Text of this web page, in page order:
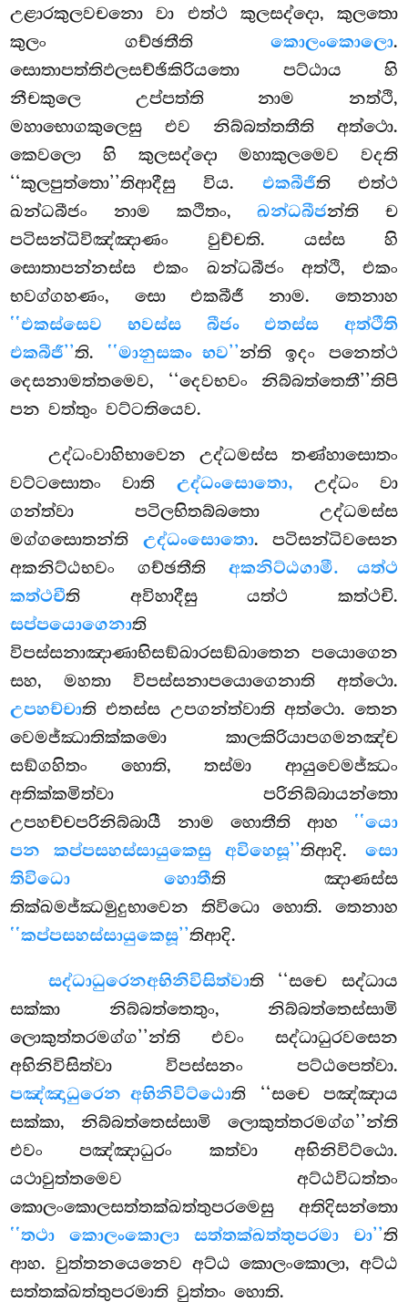
උළාරකුලවචනො වා එත්ථ කුලසද්දො, කුලතො
කුලං ගච්ඡතීති කොලංකොලො.
සොතාපත්තිඵලසච්ඡිකිරියතො පට්ඨාය හි
නීචකුලෙ උප්පත්ති නාම නත්ථි,
මහාභොගකුලෙසු එව නිබ්බත්තතීති අත්ථො.
කෙවලො හි කුලසද්දො මහාකුලමෙව වදති
‘‘කුලපුත්තො’’තිආදීසු විය. එකබීජීති එත්ථ
ඛන්ධබීජං නාම කථිතං,ඛන්ධබීජන්ති ච
පටිසන්ධිවිඤ්ඤාණං වුච්චති. යස්ස හි
සොතාපන්නස්ස එකං ඛන්ධබීජං අත්ථි, එකං
භවග්ගහණං, සො එකබීජී නාම. තෙනාහ
‘‘එකස්සෙව භවස්ස බීජං එතස්ස අත්ථීති
එකබීජී’’ති. ‘‘මානුසකං භව’’න්ති ඉදං පනෙත්ථ
දෙසනාමත්තමෙව, ‘‘දෙවභවං නිබ්බත්තෙතී’’තිපි
පන වත්තුං වට්ටතියෙව.
උද්ධංවාහිභාවෙන උද්ධමස්ස තණ්හාසොතං
වට්ටසොතං වාති උද්ධංසොතො, උද්ධං වා
ගන්ත්වා පටිලභිතබ්බතො උද්ධමස්ස
මග්ගසොතන්ති උද්ධංසොතො. පටිසන්ධිවසෙන
අකනිට්ඨභවං ගච්ඡතීති අකනිට්ඨගාමී. යත්ථ
කත්ථචීති අවිහාදීසු යත්ථ කත්ථචි.
සප්පයොගෙනාති
විපස්සනාඤාණාභිසඞ්ඛාරසඞ්ඛාතෙන පයොගෙන
සහ, මහතා විපස්සනාපයොගෙනාති අත්ථො.
උපහච්චාති එතස්ස උපගන්ත්වාති අත්ථො. තෙන
වෙමජ්ඣාතික්කමො කාලකිරියාපගමනඤ්ච
සඞ්ගහිතං හොති, තස්මා ආයුවෙමජ්ඣං
අතික්කමිත්වා පරිනිබ්බායන්තො
උපහච්චපරිනිබ්බායී නාම හොතීති ආහ ‘‘යො
පන කප්පසහස්සායුකෙසු අවිහෙසූ’’තිආදි. සො
තිවිධො හොතීති ඤාණස්ස
තික්ඛමජ්ඣමුදුභාවෙන තිවිධො හොති. තෙනාහ
‘‘කප්පසහස්සායුකෙසූ’’තිආදි.
සද්ධාධුරෙනඅභිනිවිසිත්වාති ‘‘සචෙ සද්ධාය
සක්කා නිබ්බත්තෙතුං, නිබ්බත්තෙස්සාමි
ලොකුත්තරමග්ග’’න්ති එවං සද්ධාධුරවසෙන
අභිනිවිසිත්වා විපස්සනං පට්ඨපෙත්වා.
පඤ්ඤාධුරෙන අභිනිවිට්ඨොති ‘‘සචෙ පඤ්ඤාය
සක්කා, නිබ්බත්තෙස්සාමි ලොකුත්තරමග්ග’’න්ති
එවං පඤ්ඤාධුරං කත්වා අභිනිවිට්ඨො.
යථාවුත්තමෙව අට්ඨවිධත්තං
කොලංකොලසත්තක්ඛත්තුපරමෙසු අතිදිසන්තො
‘‘තථා කොලංකොලා සත්තක්ඛත්තුපරමා චා’’ති
ආහ. වුත්තනයෙනෙව අට්ඨ කොලංකොලා, අට්ඨ
සත්තක්ඛත්තුපරමාති වුත්තං හොති.